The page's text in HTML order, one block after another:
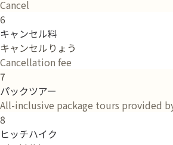
Cancel
6
キャンセル料
キャンセルりょう
Cancellation fee
7
パックツアー
All-inclusive package tours provided
8
ヒッチハイク